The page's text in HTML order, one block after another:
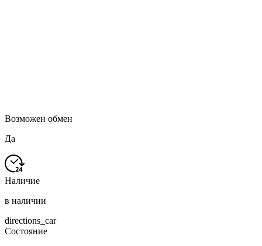
Возможен обмен
Да
Наличие
в наличии
directions_car
Состояние